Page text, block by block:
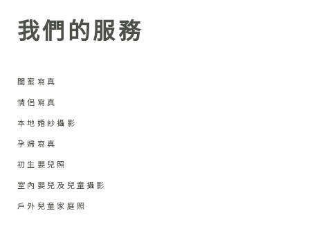
我們的服務
閨蜜寫真
情侶寫真
本地婚紗攝影
孕婦寫真
初生嬰兒照
室內嬰兒及兒童攝影
戶外兒童家庭照